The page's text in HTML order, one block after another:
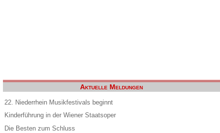
Aktuelle Meldungen
22. Niederrhein Musikfestivals beginnt
Kinderführung in der Wiener Staatsoper
Die Besten zum Schluss